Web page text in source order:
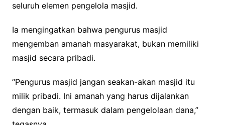
seluruh elemen pengelola masjid.
Ia mengingatkan bahwa pengurus masjid
mengemban amanah masyarakat, bukan memiliki
masjid secara pribadi.
“Pengurus masjid jangan seakan-akan masjid itu
milik pribadi. Ini amanah yang harus dijalankan
dengan baik, termasuk dalam pengelolaan dana,”